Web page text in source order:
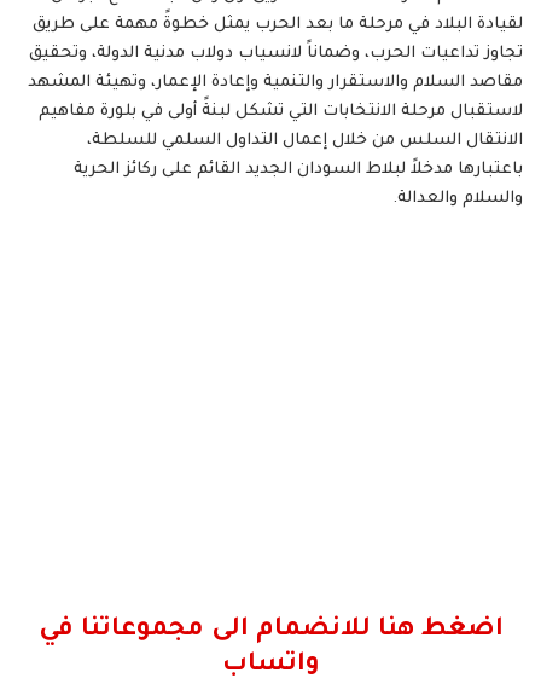
لقيادة البلاد في مرحلة ما بعد الحرب يمثل خطوةً مهمة على طريق
تجاوز تداعيات الحرب، وضماناً لانسياب دولاب مدنية الدولة، وتحقيق
مقاصد السلام والاستقرار والتنمية وإعادة الإعمار، وتهيئة المشهد
لاستقبال مرحلة الانتخابات التي تشكل لبنةً أولى في بلورة مفاهيم
الانتقال السلس من خلال إعمال التداول السلمي للسلطة،
باعتبارها مدخلاً لبلاط السودان الجديد القائم على ركائز الحرية
والسلام والعدالة.
اضغط هنا للانضمام الى مجموعاتنا في
واتساب